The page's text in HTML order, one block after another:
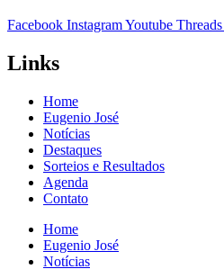
Facebook InstagramYoutube Threads
Links
Home
Eugenio José
Notícias
Destaques
Sorteios e Resultados
Agenda
Contato
Home
Eugenio José
Notícias